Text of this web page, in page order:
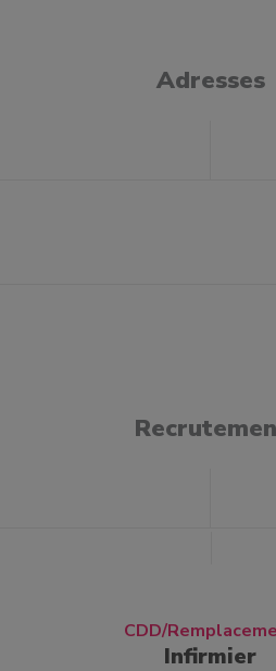
Adresses
CDD/
Infirmier